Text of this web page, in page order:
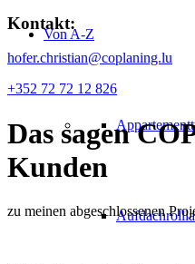
Von A-Z
Kontakt:
hofer.christian@coplaning.lu
+352 72 72 12 826
Das sagen
Kunden
zu meinen abgeschlossenen